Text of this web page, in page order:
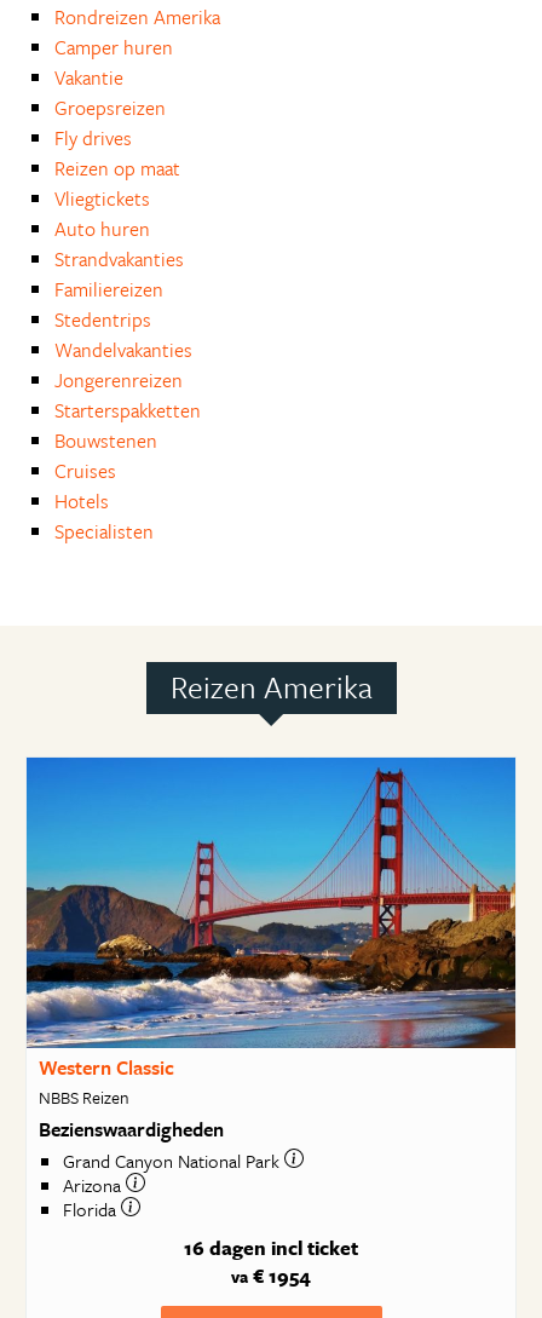
Rondreizen Amerika
Camper huren
Vakantie
Groepsreizen
Fly drives
Reizen op maat
Vliegtickets
Auto huren
Strandvakanties
Familiereizen
Stedentrips
Wandelvakanties
Jongerenreizen
Starterspakketten
Bouwstenen
Cruises
Hotels
Specialisten
Reizen Amerika
Western Classic
NBBS Reizen
Bezienswaardigheden
Grand Canyon National Park
Arizona
Florida
16 dagen incl ticket
va € 1954